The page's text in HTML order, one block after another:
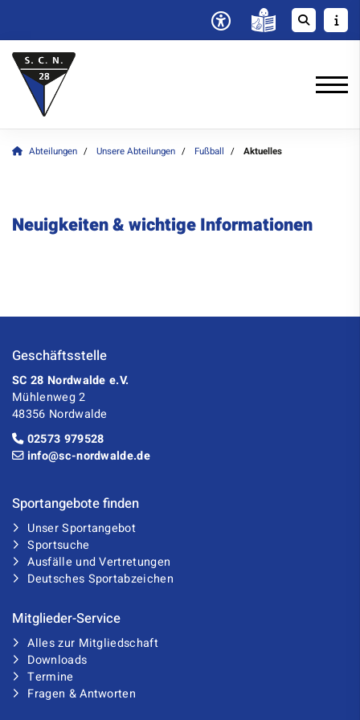
Abteilungen Unsere Abteilungen Fußball Aktuelles
Neuigkeiten & wichtige Informationen
Geschäftsstelle
SC 28 Nordwalde e.V.
Mühlenweg 2
48356 Nordwalde
02573 979528
info@sc-nordwalde.de
Sportangebote finden
Unser Sportangebot
Sportsuche
Ausfälle und Vertretungen
Deutsches Sportabzeichen
Mitglieder-Service
Alles zur Mitgliedschaft
Downloads
Termine
Fragen & Antworten